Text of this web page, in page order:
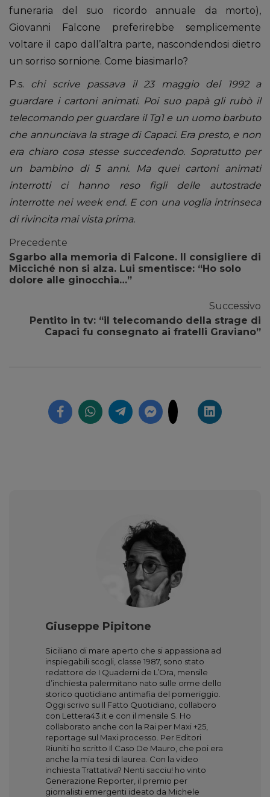
funeraria del suo ricordo annuale da morto),
Giovanni Falcone preferirebbe semplicemente
voltare il capo dall’altra parte, nascondendosi dietro
un sorriso sornione. Come biasimarlo?
P.s. chi scrive passava il 23 maggio del 1992 a
guardare i cartoni animati. Poi suo papà gli rubò il
telecomando per guardare il Tg1 e un uomo barbuto
che annunciava la strage di Capaci. Era presto, e non
era chiaro cosa stesse succedendo. Sopratutto per
un bambino di 5 anni. Ma quei cartoni animati
interrotti ci hanno reso figli delle autostrade
interrotte nei week end. E con una voglia intrinseca
di rivincita mai vista prima.
Precedente
Sgarbo alla memoria di Falcone. Il consigliere di
Micciché non si alza. Lui smentisce: “Ho solo
dolore alle ginocchia…”
Successivo
Pentito in tv: “il telecomando della strage di
Capaci fu consegnato ai fratelli Graviano”
Giuseppe Pipitone
Siciliano di mare aperto che si appassiona ad
inspiegabili scogli, classe 1987, sono stato
redattore de I Quaderni de L’Ora, mensile
d’inchiesta palermitano nato sulle orme dello
storico quotidiano antimafia del pomeriggio.
Oggi scrivo su Il Fatto Quotidiano, collaboro
con Lettera43.it e con il mensile S. Ho
collaborato anche con la Rai per Maxi +25,
reportage sul Maxi processo. Per Editori
Riuniti ho scritto Il Caso De Mauro, che poi era
anche la mia tesi di laurea. Con la video
inchiesta Trattativa? Nenti sacciu! ho vinto
Generazione Reporter, il premio per
giornalisti emergenti ideato da Michele